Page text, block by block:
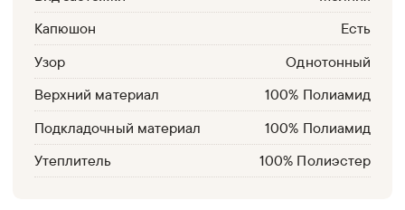
Капюшон
Есть
Узор
Однотонный
Верхний материал
100% Полиамид
Подкладочный материал
100% Полиамид
Утеплитель
100% Полиэстер